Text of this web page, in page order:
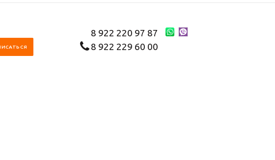
8 922 220 97 87
8 922 229 60 00